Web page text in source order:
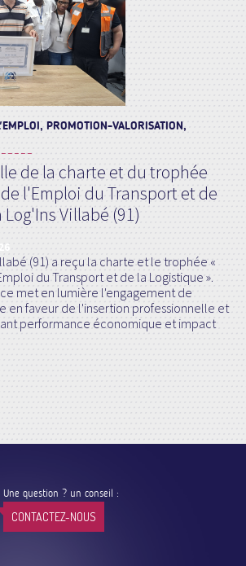
PROMOTION-VALORISATION,
de la charte et du trophée
l'Emploi du Transport et de
Villabé (91)
(91) a reçu la charte et le trophée «
du Transport et de la Logistique ».
met en lumière l'engagement de
en faveur de l'insertion professionnelle et
performance économique et impact
Une question ? un conseil :
CONTACTEZ-NOUS